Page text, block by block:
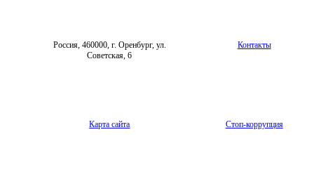
Россия, 460000, г. Оренбург, ул.
Советская, 6
Контакты
Карта сайта Стоп-коррупция